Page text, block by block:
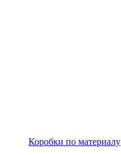
Коробки по материалу